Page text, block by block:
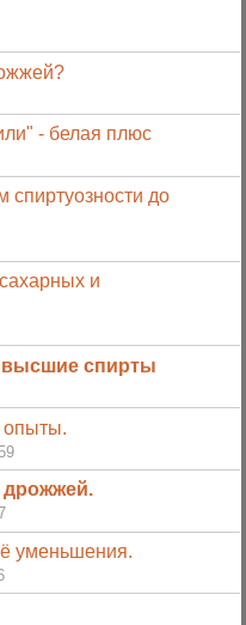
- белая плюс
до
и
спирты
опыты.
дрожжей.
уменьшения.